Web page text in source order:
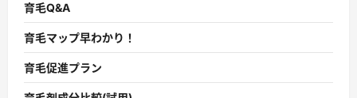
育毛Q&A
育毛マップ早わかり！
育毛促進プラン